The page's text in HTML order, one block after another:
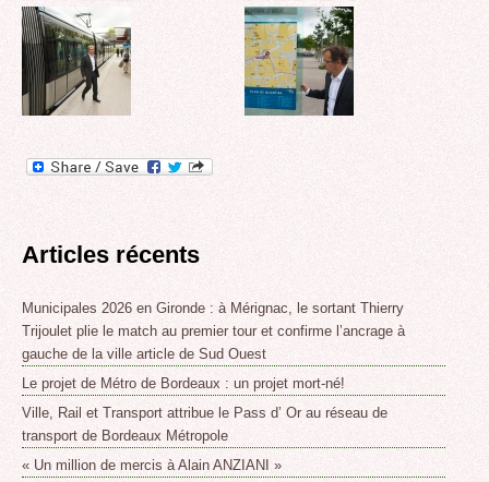
Articles récents
Municipales 2026 en Gironde : à Mérignac, le sortant Thierry
Trijoulet plie le match au premier tour et confirme l’ancrage à
gauche de la ville article de Sud Ouest
Le projet de Métro de Bordeaux : un projet mort-né!
Ville, Rail et Transport attribue le Pass d’ Or au réseau de
transport de Bordeaux Métropole
« Un million de mercis à Alain ANZIANI »